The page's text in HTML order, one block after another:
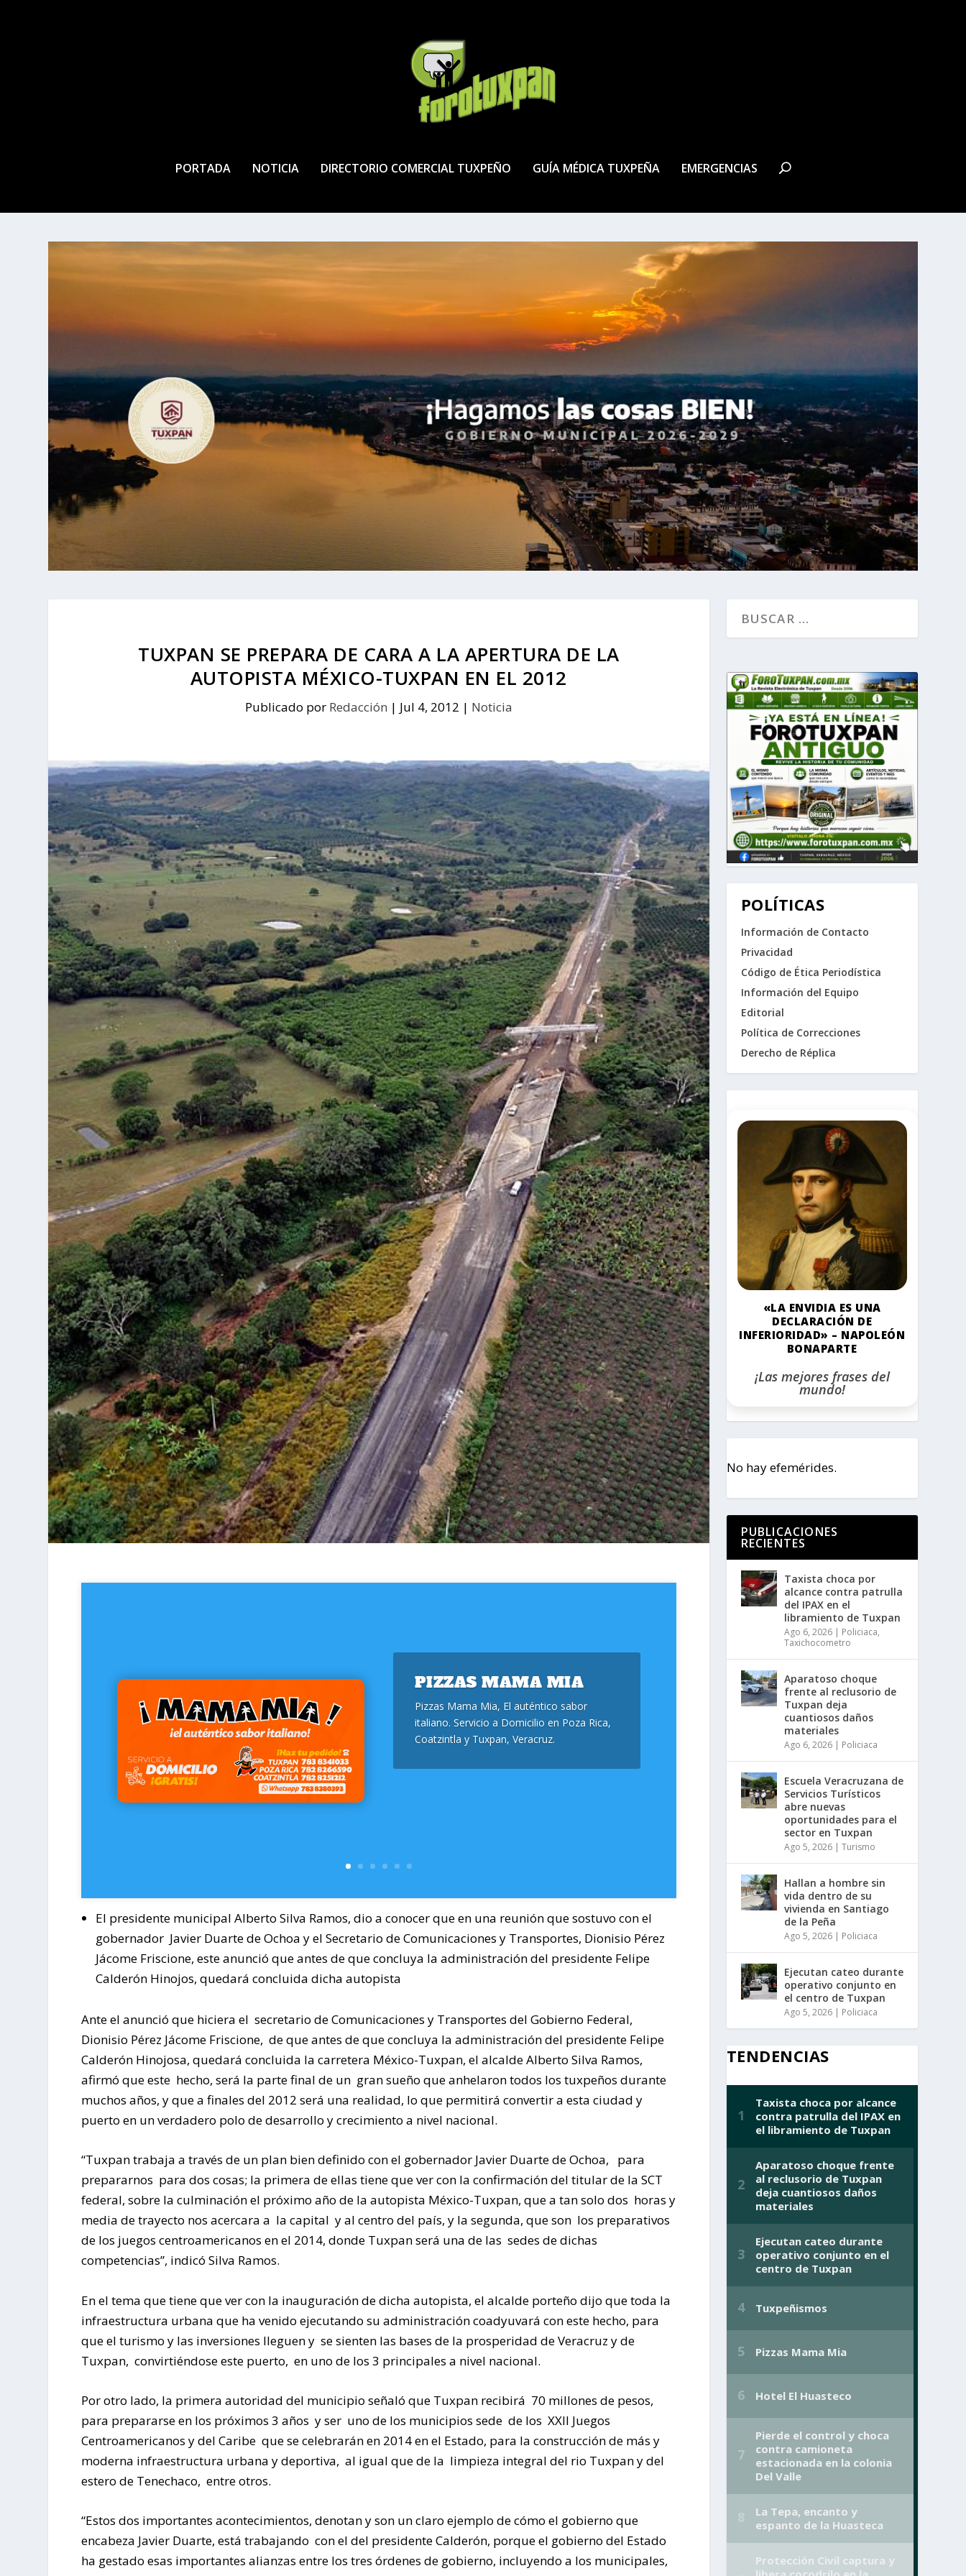
PORTADA NOTICIA DIRECTORIO COMERCIAL TUXPEÑO GUÍA MÉDICA TUXPEÑA EMERGENCIAS
TUXPAN SE PREPARA DE CARA A LA APERTURA DE LA
AUTOPISTA MÉXICO-TUXPAN EN EL 2012
Publicado por Redacción | Jul 4, 2012 | Noticia
PIZZAS MAMA MIA
Pizzas Mama Mia, El auténtico sabor
italiano. Servicio a Domicilio en Poza Rica,
Coatzintla y Tuxpan, Veracruz.
El presidente municipal Alberto Silva Ramos, dio a conocer que en una reunión que sostuvo con el
gobernador Javier Duarte de Ochoa y el Secretario de Comunicaciones y Transportes, Dionisio Pérez
Jácome Friscione, este anunció que antes de que concluya la administración del presidente Felipe
Calderón Hinojos, quedará concluida dicha autopista
Ante el anunció que hiciera el secretario de Comunicaciones y Transportes del Gobierno Federal,
Dionisio Pérez Jácome Friscione, de que antes de que concluya la administración del presidente Felipe
Calderón Hinojosa, quedará concluida la carretera México-Tuxpan, el alcalde Alberto Silva Ramos,
afirmó que este hecho, será la parte final de un gran sueño que anhelaron todos los tuxpeños durante
muchos años, y que a finales del 2012 será una realidad, lo que permitirá convertir a esta ciudad y
puerto en un verdadero polo de desarrollo y crecimiento a nivel nacional.
“Tuxpan trabaja a través de un plan bien definido con el gobernador Javier Duarte de Ochoa, para
prepararnos para dos cosas; la primera de ellas tiene que ver con la confirmación del titular de la SCT
federal, sobre la culminación el próximo año de la autopista México-Tuxpan, que a tan solo dos horas y
media de trayecto nos acercara a la capital y al centro del país, y la segunda, que son los preparativos
de los juegos centroamericanos en el 2014, donde Tuxpan será una de las sedes de dichas
competencias”, indicó Silva Ramos.
En el tema que tiene que ver con la inauguración de dicha autopista, el alcalde porteño dijo que toda la
infraestructura urbana que ha venido ejecutando su administración coadyuvará con este hecho, para
que el turismo y las inversiones lleguen y se sienten las bases de la prosperidad de Veracruz y de
Tuxpan, convirtiéndose este puerto, en uno de los 3 principales a nivel nacional.
Por otro lado, la primera autoridad del municipio señaló que Tuxpan recibirá 70 millones de pesos,
para prepararse en los próximos 3 años y ser uno de los municipios sede de los XXII Juegos
Centroamericanos y del Caribe que se celebrarán en 2014 en el Estado, para la construcción de más y
moderna infraestructura urbana y deportiva, al igual que de la limpieza integral del rio Tuxpan y del
estero de Tenechaco, entre otros.
“Estos dos importantes acontecimientos, denotan y son un claro ejemplo de cómo el gobierno que
encabeza Javier Duarte, está trabajando con el del presidente Calderón, porque el gobierno del Estado
ha gestado esas importantes alianzas entre los tres órdenes de gobierno, incluyendo a los municipales,
POLÍTICAS
Información de Contacto
Privacidad
Código de Ética Periodística
Información del Equipo
Editorial
Política de Correcciones
Derecho de Réplica
«LA ENVIDIA ES UNA
DECLARACIÓN DE
INFERIORIDAD» – NAPOLEÓN
BONAPARTE
¡Las mejores frases del
mundo!
No hay efemérides.
PUBLICACIONES
RECIENTES
Taxista choca por
alcance contra patrulla
del IPAX en el
libramiento de Tuxpan
Ago 6, 2026| Policiaca,
Taxichocometro
Aparatoso choque
frente al reclusorio de
Tuxpan deja
cuantiosos daños
materiales
Ago 6, 2026| Policiaca
Escuela Veracruzana de
Servicios Turísticos
abre nuevas
oportunidades para el
sector en Tuxpan
Ago 5, 2026| Turismo
Hallan a hombre sin
vida dentro de su
vivienda en Santiago
de la Peña
Ago 5, 2026| Policiaca
Ejecutan cateo durante
operativo conjunto en
el centro de Tuxpan
Ago 5, 2026| Policiaca
TENDENCIAS